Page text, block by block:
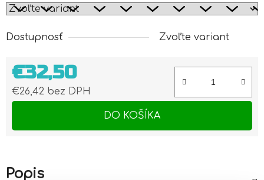
Dostupnosť Zvoľte variant
€32,50
€26,42 bez DPH
DO KOŠÍKA
Popis